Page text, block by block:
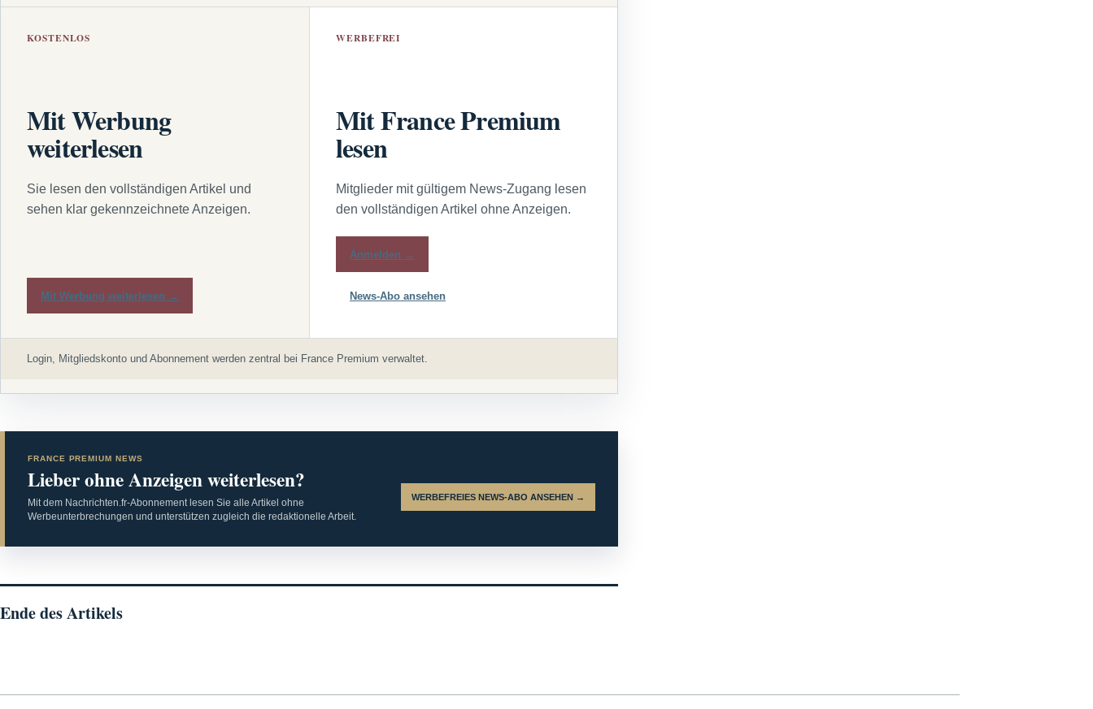
KOSTENLOS
Mit Werbung
weiterlesen
Sie lesen den vollständigen Artikel und
sehen klar gekennzeichnete Anzeigen.
Mit Werbung weiterlesen →
WERBEFREI
Mit France Premium
lesen
Mitglieder mit gültigem News-Zugang lesen
den vollständigen Artikel ohne Anzeigen.
Anmelden →
News-Abo ansehen
Login, Mitgliedskonto und Abonnement werden zentral bei France Premium verwaltet.
FRANCE PREMIUM NEWS
Lieber ohne Anzeigen weiterlesen?
Mit dem Nachrichten.fr-Abonnement lesen Sie alle Artikel ohne
Werbeunterbrechungen und unterstützen zugleich die redaktionelle Arbeit.
WERBEFREIES NEWS-ABO ANSEHEN →
Ende des Artikels